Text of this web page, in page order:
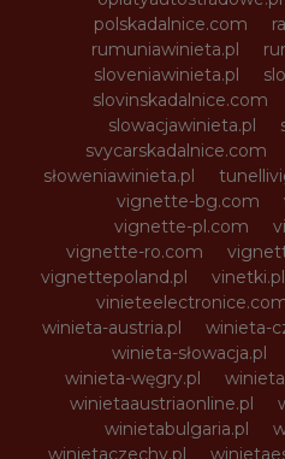
polskadalnice.com
rumuniawinieta.pl
sloveniawinieta.pl
slovinskadalnice.com
slowacjawinieta.pl
svycarskadalnice.com
słoweniawinieta.pl
vignette-bg.com
vignette-pl.com
vignette-ro.com
vignettepoland.pl
vinetki.pl
winieta-austria.pl
winieta-
winieta-słowacja.pl
winieta-węgry.pl
winietaaustriaonline.pl
winietabulgaria.pl
winietaczechy.pl